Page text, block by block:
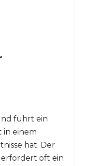
führt ein
in einem
hat. Der
erfordert oft ein